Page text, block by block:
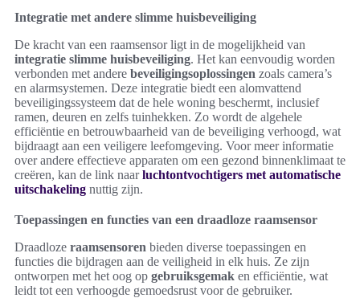
Integratie met andere slimme huisbeveiliging
De kracht van een raamsensor ligt in de mogelijkheid van
integratie slimme huisbeveiliging. Het kan eenvoudig worden
verbonden met andere beveiligingsoplossingen zoals camera’s
en alarmsystemen. Deze integratie biedt een alomvattend
beveiligingssysteem dat de hele woning beschermt, inclusief
ramen, deuren en zelfs tuinhekken. Zo wordt de algehele
efficiëntie en betrouwbaarheid van de beveiliging verhoogd, wat
bijdraagt aan een veiligere leefomgeving. Voor meer informatie
over andere effectieve apparaten om een gezond binnenklimaat te
creëren, kan de link naarluchtontvochtigers met automatische
uitschakeling nuttig zijn.
Toepassingen en functies van een draadloze raamsensor
Draadloze raamsensoren bieden diverse toepassingen en
functies die bijdragen aan de veiligheid in elk huis. Ze zijn
ontworpen met het oog op gebruiksgemak en efficiëntie, wat
leidt tot een verhoogde gemoedsrust voor de gebruiker.